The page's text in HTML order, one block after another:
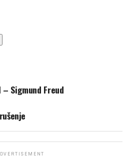
– Sigmund Freud